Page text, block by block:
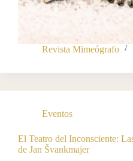
Revista Mimeógrafo
Eventos
El Teatro del Inconsciente:
de Jan Švankmajer